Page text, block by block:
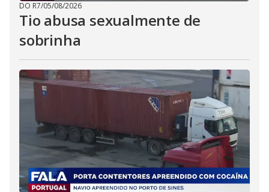
DO R7/05/08/2026
Tio abusa sexualmente de
sobrinha